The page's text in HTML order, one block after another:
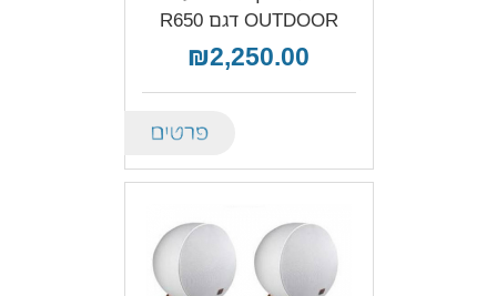
OUTDOOR דגם R650
₪2,250.00